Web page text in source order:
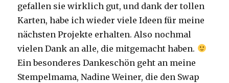
gefallen sie wirklich gut, und dank der tollen
Karten, habe ich wieder viele Ideen für meine
nächsten Projekte erhalten. Also nochmal
vielen Dank an alle, die mitgemacht haben.
Ein besonderes Dankeschön geht an meine
Stempelmama, Nadine Weiner, die den Swap